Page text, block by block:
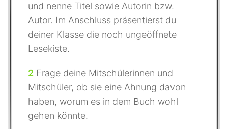
und nenne Titel sowie Autorin bzw.
Autor. Im Anschluss präsentierst du
deiner Klasse die noch ungeöffnete
Lesekiste.
2 Frage deine Mitschülerinnen und
Mitschüler, ob sie eine Ahnung davon
haben, worum es in dem Buch wohl
gehen könnte.